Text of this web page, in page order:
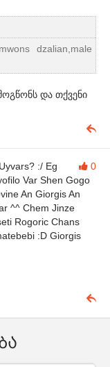
dzalian,male
და თქვენი
0
:/ Eg
Var Shen Gogo
An Giorgis An
^^ Chem Jinze
Rogoric Chans
:D Giorgis